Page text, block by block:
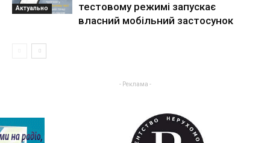
Актуально
тестовому режимі запускає
власний мобільний застосунок
- Реклама -